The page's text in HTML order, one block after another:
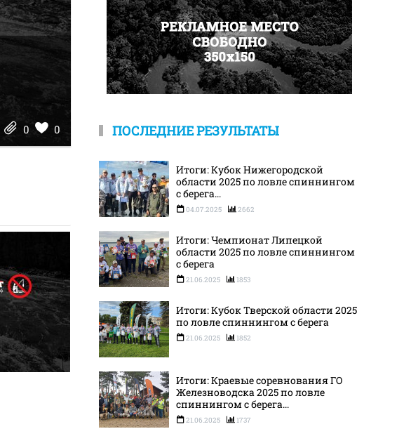
0 0 ПОСЛЕДНИЕ РЕЗУЛЬТАТЫ
Итоги: Кубок Нижегородской
области 2025 по ловле спиннингом
с берега...
04.07.2025 2662
Итоги: Чемпионат Липецкой
области 2025 по ловле спиннингом
с берега
21.06.2025 1853
Итоги: Кубок Тверской области 2025
по ловле спиннингом с берега
21.06.2025 1852
Итоги: Краевые соревнования ГО
Железноводска 2025 по ловле
спиннингом с берега...
21.06.2025 1737